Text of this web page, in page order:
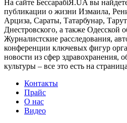
На сайте БессарабіЯ.UA вы
публикации о жизни Измаила,
Арциза, Сараты, Татарбунар,
Днестровского, а также Одесской
Журналистские расследования,
конференции ключевых фигур
новости из сфер здравохранения,
культуры – все это есть на
Контакты
Прайс
О нас
Видео